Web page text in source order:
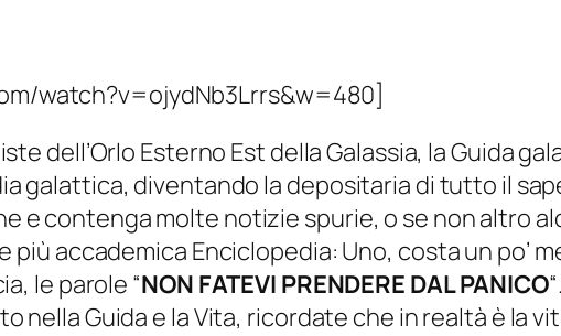
watch?v=ojydNb3Lrrs&w=480]
dell’Orlo Esterno Est della Galassia, la Guida
galattica, diventando la depositaria di tutto il
e contenga molte notizie spurie, o se non altro
accademica Enciclopedia: Uno, costa un po’
le parole “NON FATEVI PRENDERE DAL PANICO
nella Guida e la Vita, ricordate che in realtà è la